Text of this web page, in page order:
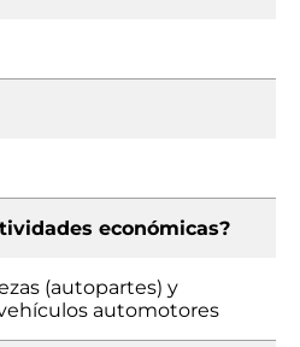
económicas?
(autopartes) y
automotores